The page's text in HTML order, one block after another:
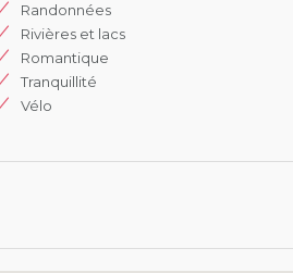
Randonnées
Rivières et lacs
Romantique
Tranquillité
Vélo